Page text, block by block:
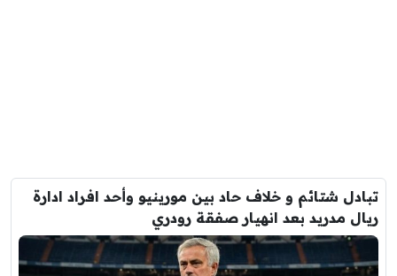
تبادل شتائم و خلاف حاد بين مورينيو وأحد افراد ادارة
ريال مدريد بعد انهيار صفقة رودري